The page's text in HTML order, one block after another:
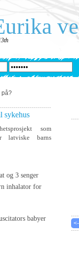
på?
sykehus
som
latviske barns
og 3 senger
inhalator for
babyer